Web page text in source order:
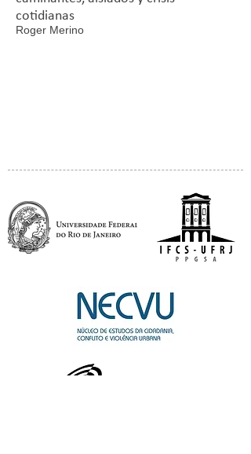
cotidianas
Roger Merino